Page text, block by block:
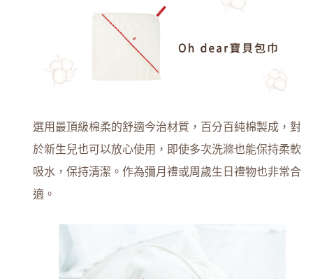
選用最頂級棉柔的舒適今治材質，百分百純棉製成，對
於新生兒也可以放心使用，即使多次洗滌也能保持柔軟
吸水，保持清潔。作為彌月禮或周歲生日禮物也非常合
適。